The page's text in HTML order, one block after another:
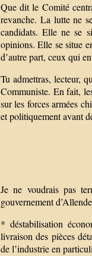
Que dit le Comité
revanche. La lutte ne
candidats. Elle ne se
opinions. Elle se situe
d’autre part, ceux qui
Tu admettras, lecteur,
Communiste. En fait,
sur les forces armées
et politiquement avant
Je ne voudrais pas
gouvernement
* déstabilisation
livraison des pièces
de l’industrie en